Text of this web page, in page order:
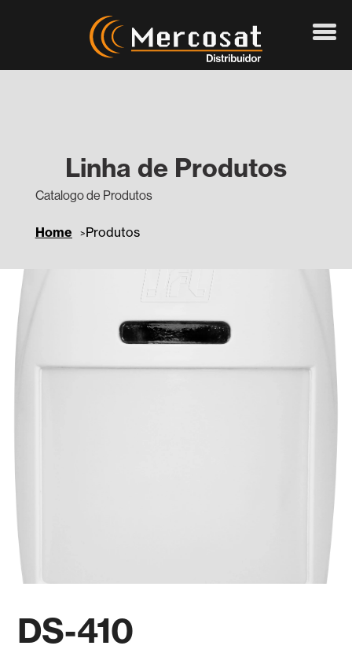
Linha de Produtos
Catalogo de Produtos
Home Produtos
DS-410